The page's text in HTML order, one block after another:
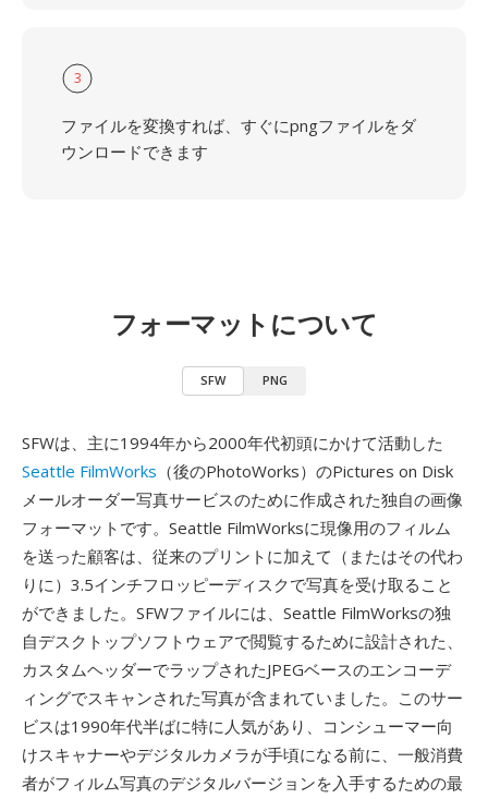
3
ファイルを変換すれば、すぐにpngファイルをダ
ウンロードできます
フォーマットについて
SFW PNG
SFWは、主に1994年から2000年代初頭にかけて活動した
Seattle FilmWorks （後のPhotoWorks）のPictures on Disk
メールオーダー写真サービスのために作成された独自の画像
フォーマットです。Seattle FilmWorksに現像用のフィルム
を送った顧客は、従来のプリントに加えて（またはその代わ
りに）3.5インチフロッピーディスクで写真を受け取ること
ができました。SFWファイルには、Seattle FilmWorksの独
自デスクトップソフトウェアで閲覧するために設計された、
カスタムヘッダーでラップされたJPEGベースのエンコーデ
ィングでスキャンされた写真が含まれていました。このサー
ビスは1990年代半ばに特に人気があり、コンシューマー向
けスキャナーやデジタルカメラが手頃になる前に、一般消費
者がフィルム写真のデジタルバージョンを入手するための最